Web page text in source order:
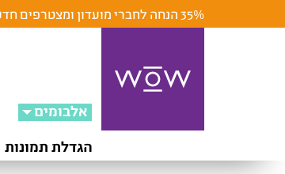
35% הנחה לחברי מועדון ומצטרפים חדשים |
אלבומים
הגדלת תמונות